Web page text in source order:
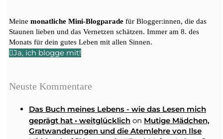
Meine monatliche Mini-Blogparade für Blogger:innen, die das
Staunen lieben und das Vernetzen schätzen. Immer am 8. des
Monats für dein gutes Leben mit allen Sinnen.
Ja, ich blogge mit!
Neuste Kommentare
Das Buch meines Lebens - wie das Lesen mich
geprägt hat • weitglücklich on Mutige Mädchen,
Gratwanderungen und die Atemlehre von Ilse